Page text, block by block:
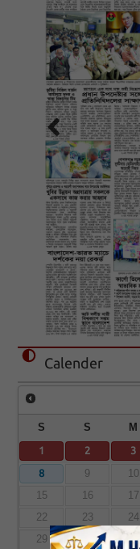
Calender
S S M
1 2 3
8
9 10
15
16 17
22
23 24
29
30 31